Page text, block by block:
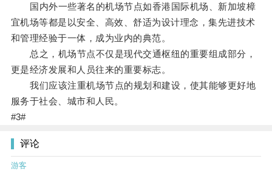
国内外一些著名的机场节点如香港国际机场、新加坡樟
宜机场等都是以安全、高效、舒适为设计理念，集先进技术
和管理经验于一体，成为业内的典范。
总之，机场节点不仅是现代交通枢纽的重要组成部分，
更是经济发展和人员往来的重要标志。
我们应该注重机场节点的规划和建设，使其能够更好地
服务于社会、城市和人民。
#3#
评论
游客